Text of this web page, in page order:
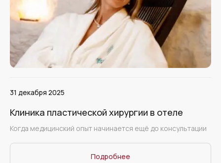
31 декабря 2025
Клиника пластической хирургии в отеле
Когда медицинский опыт начинается ещё до консультации
Подробнее